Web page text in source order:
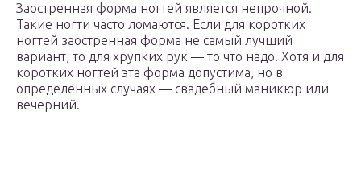
Заостренная форма ногтей является непрочной.
Такие ногти часто ломаются. Если для коротких
ногтей заостренная форма не самый лучший
вариант, то для хрупких рук — то что надо. Хотя и для
коротких ногтей эта форма допустима, но в
определенных случаях — свадебный маникюр или
вечерний.